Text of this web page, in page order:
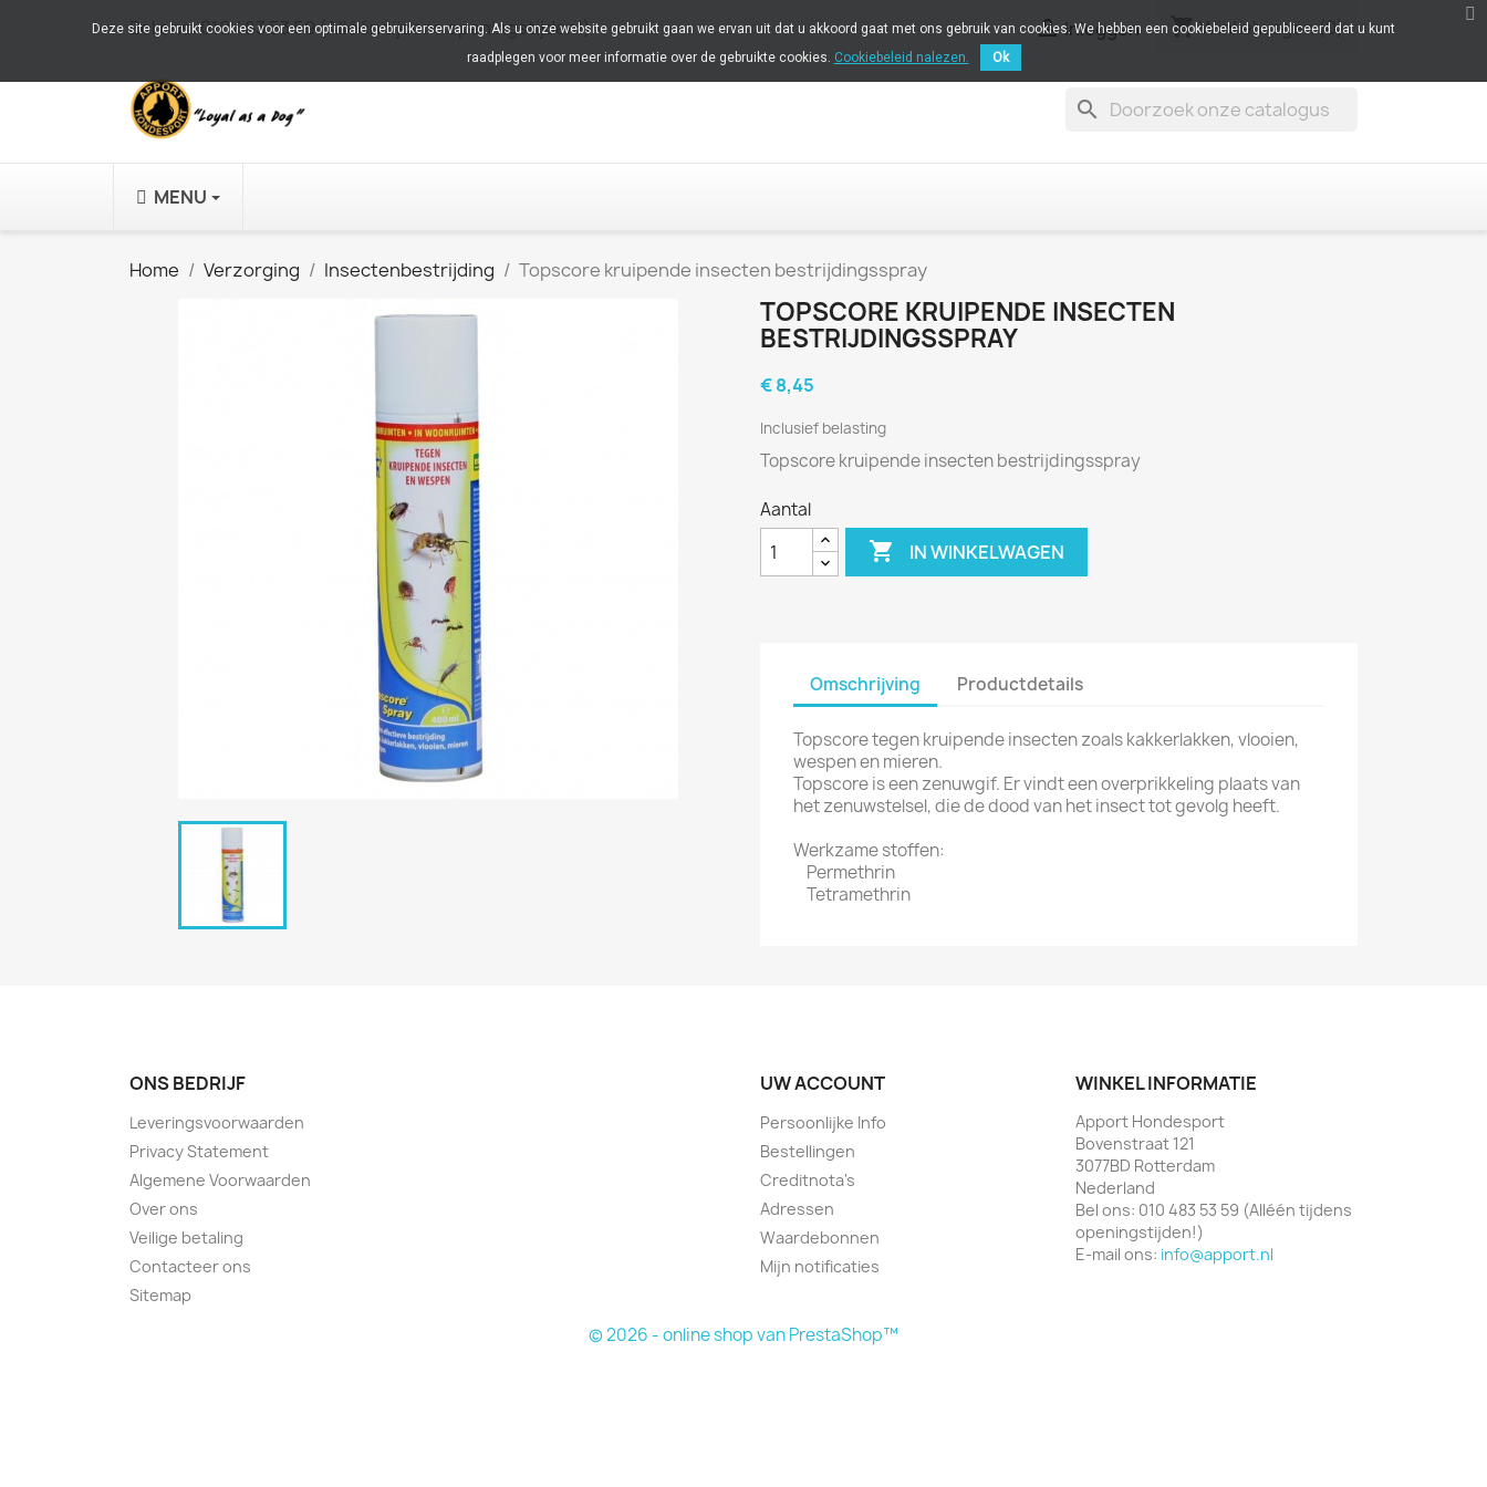
Bel ons:010 483 53 59 (Alléén tijdens openingstijden!) Inloggen shopping_cartWinkelwagen(0)
search
MENU
Home Verzorging Insectenbestrijding Topscore kruipende insecten bestrijdingsspray
TOPSCORE KRUIPENDE INSECTEN
BESTRIJDINGSSPRAY
€ 8,45
Inclusief belasting
Topscore kruipende insecten bestrijdingsspray
Aantal
 IN WINKELWAGEN
Omschrijving Productdetails
Topscore tegen kruipende insecten zoals kakkerlakken, vlooien,
wespen en mieren.
Topscore is een zenuwgif. Er vindt een overprikkeling plaats van
het zenuwstelsel, die de dood van het insect tot gevolg heeft.
Werkzame stoffen:
Permethrin
Tetramethrin
ONS BEDRIJF
Leveringsvoorwaarden
Privacy Statement
Algemene Voorwaarden
Over ons
Veilige betaling
Contacteer ons
Sitemap
UW ACCOUNT
Persoonlijke Info
Bestellingen
Creditnota's
Adressen
Waardebonnen
Mijn notificaties
WINKEL INFORMATIE
Apport Hondesport
Bovenstraat 121
3077BD Rotterdam
Nederland
Bel ons: 010 483 53 59 (Alléén tijdens
openingstijden!)
E-mail ons: info@apport.nl
© 2026 - online shop van PrestaShop™
Deze site gebruikt cookies voor een optimale gebruikerservaring. Als u onze website gebruikt gaan we ervan uit dat u akkoord gaat met ons gebruik van cookies. We hebben een cookiebeleid gepubliceerd dat u kunt
raadplegen voor meer informatie over de gebruikte cookies. Cookiebeleid nalezen. Ok